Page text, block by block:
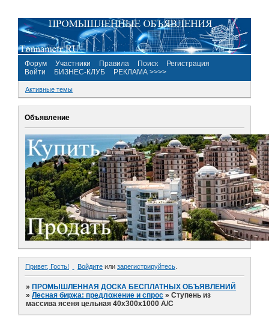
Форум Участники Правила Поиск
Регистрация
Войти
БИЗНЕС-КЛУБ РЕКЛАМА >>>>
Активные темы
Объявление
Привет, Гость! Войдите или зарегистрируйтесь
»ПРОМЫШЛЕННАЯ ДОСКА БЕСПЛАТНЫХ ОБЪЯВЛЕНИЙ
»Лесная биржа: предложение и спрос »Ступень из
массива ясеня цельная 40х300х1000 А/С